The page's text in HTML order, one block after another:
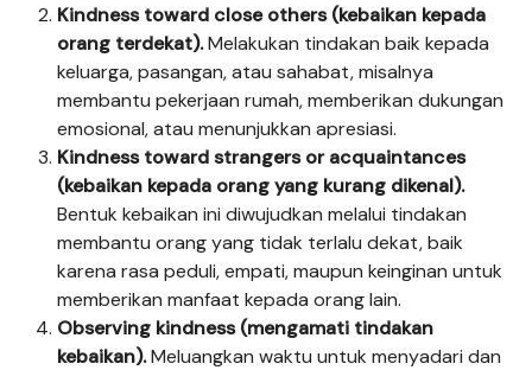
Kindness toward close others (kebaikan kepada
orang terdekat).Melakukan tindakan baik kepada
keluarga, pasangan, atau sahabat, misalnya
membantu pekerjaan rumah, memberikan dukungan
emosional, atau menunjukkan apresiasi.
Kindness toward strangers or acquaintances
(kebaikan kepada orang yang kurang dikenal).
Bentuk kebaikan ini diwujudkan melalui tindakan
membantu orang yang tidak terlalu dekat, baik
karena rasa peduli, empati, maupun keinginan untuk
memberikan manfaat kepada orang lain.
Observing kindness (mengamati tindakan
kebaikan).Meluangkan waktu untuk menyadari dan